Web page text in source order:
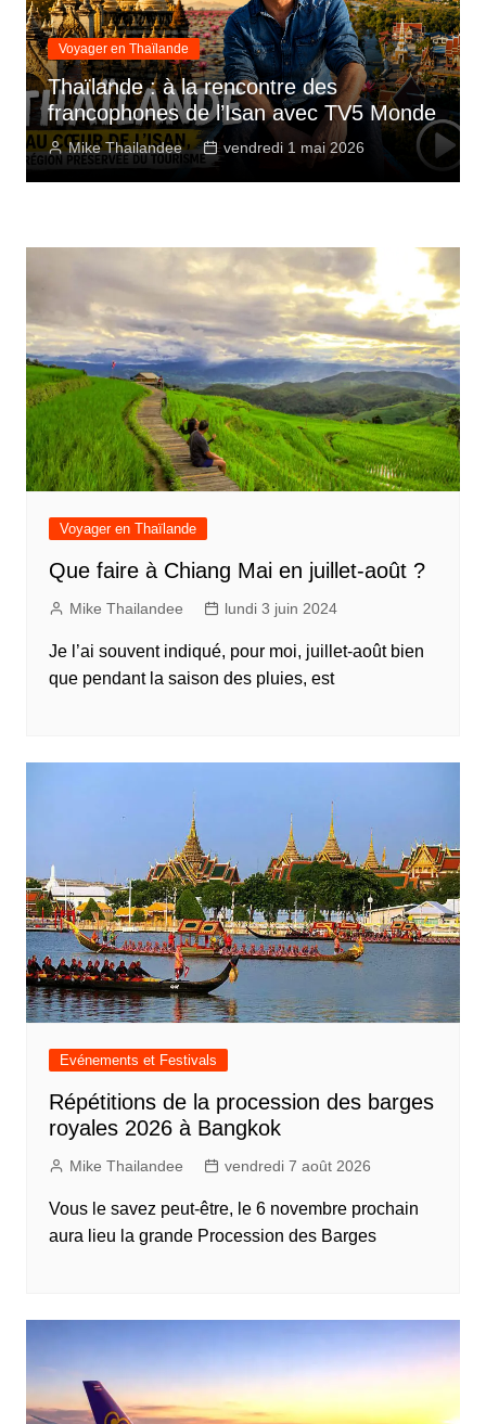
Voyager en Thaïlande
Thaïlande : à la rencontre des
francophones de l’Isan avec TV5 Monde
Mike Thailandee vendredi 1 mai 2026
Voyager en Thaïlande
Que faire à Chiang Mai en juillet-août ?
Mike Thailandee lundi 3 juin 2024
Je l’ai souvent indiqué, pour moi, juillet-août bien
que pendant la saison des pluies, est
Evénements et Festivals
Répétitions de la procession des barges
royales 2026 à Bangkok
Mike Thailandee vendredi 7 août 2026
Vous le savez peut-être, le 6 novembre prochain
aura lieu la grande Procession des Barges